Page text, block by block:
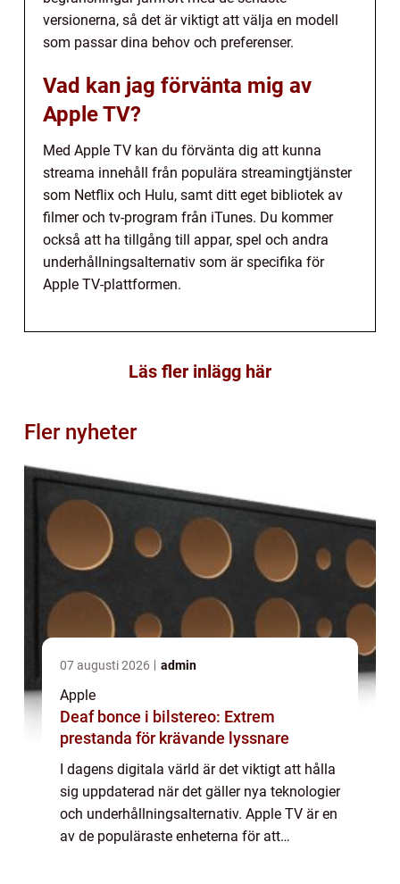
versionerna, så det är viktigt att välja en modell
som passar dina behov och preferenser.
Vad kan jag förvänta mig av
Apple TV?
Med Apple TV kan du förvänta dig att kunna
streama innehåll från populära streamingtjänster
som Netflix och Hulu, samt ditt eget bibliotek av
filmer och tv-program från iTunes. Du kommer
också att ha tillgång till appar, spel och andra
underhållningsalternativ som är specifika för
Apple TV-plattformen.
Läs fler inlägg här
Fler nyheter
07 augusti 2026 admin
Apple
Deaf bonce i bilstereo: Extrem
prestanda för krävande lyssnare
I dagens digitala värld är det viktigt att hålla
sig uppdaterad när det gäller nya teknologier
och underhållningsalternativ. Apple TV är en
av de populäraste enheterna för att